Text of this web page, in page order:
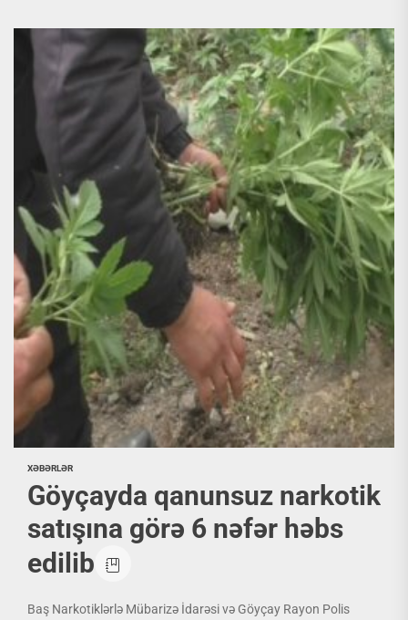
XƏBƏRLƏR
Göyçayda qanunsuz narkotik
satışına görə 6 nəfər həbs
edilib
Baş Narkotiklərlə Mübarizə İdarəsi və Göyçay Rayon Polis